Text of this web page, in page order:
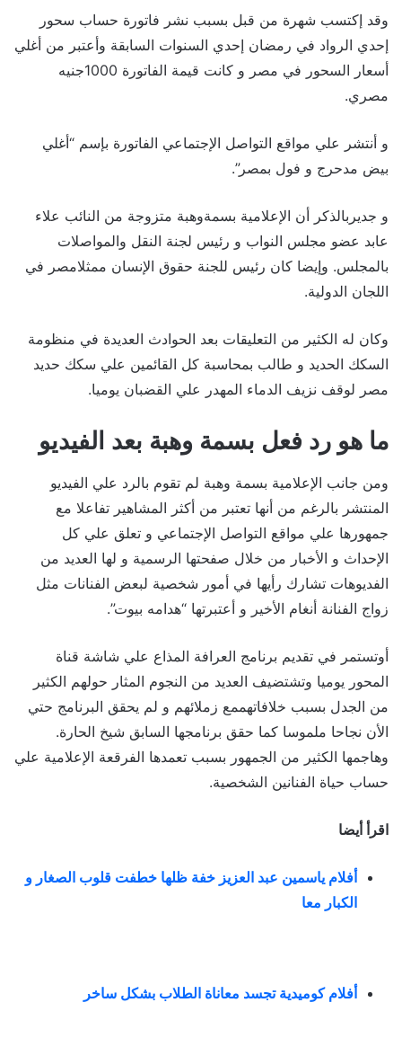
وقد إكتسب شهرة من قبل بسبب نشر فاتورة حساب سحور
إحدي الرواد في رمضان إحدي السنوات السابقة وأعتبر من أغلي
أسعار السحور في مصر و كانت قيمة الفاتورة 1000جنيه
مصري.
و أنتشر علي مواقع التواصل الإجتماعي الفاتورة بإسم “أغلي
بيض مدحرج و فول بمصر”.
و جديربالذكر أن الإعلامية بسمةوهبة متزوجة من النائب علاء
عابد عضو مجلس النواب و رئيس لجنة النقل والمواصلات
بالمجلس. وإيضا كان رئيس للجنة حقوق الإنسان ممثلامصر في
اللجان الدولية.
وكان له الكثير من التعليقات بعد الحوادث العديدة في منظومة
السكك الحديد و طالب بمحاسبة كل القائمين علي سكك حديد
مصر لوقف نزيف الدماء المهدر علي القضبان يوميا.
ما هو رد فعل بسمة وهبة بعد الفيديو
ومن جانب الإعلامية بسمة وهبة لم تقوم بالرد علي الفيديو
المنتشر بالرغم من أنها تعتبر من أكثر المشاهير تفاعلا مع
جمهورها علي مواقع التواصل الإجتماعي و تعلق علي كل
الإحداث و الأخبار من خلال صفحتها الرسمية و لها العديد من
الفديوهات تشارك رأيها في أمور شخصية لبعض الفنانات مثل
زواج الفنانة أنغام الأخير و أعتبرتها “هدامه بيوت”.
أوتستمر في تقديم برنامج العرافة المذاع علي شاشة قناة
المحور يوميا وتشتضيف العديد من النجوم المثار حولهم الكثير
من الجدل بسبب خلافاتهممع زملائهم و لم يحقق البرنامج حتي
الأن نجاحا ملموسا كما حقق برنامجها السابق شيخ الحارة.
وهاجمها الكثير من الجمهور بسبب تعمدها الفرقعة الإعلامية علي
حساب حياة الفنانين الشخصية.
اقرأ أيضا
أفلام ياسمين عبد العزيز خفة ظلها خطفت قلوب الصغار و
الكبار معا
أفلام كوميدية تجسد معاناة الطلاب بشكل ساخر